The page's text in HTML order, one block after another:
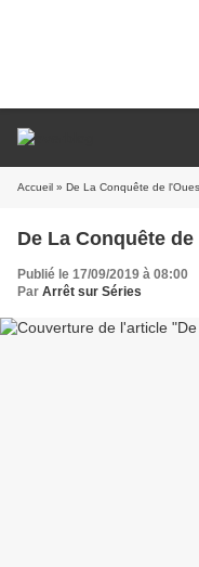
Accueil » De La Conquête de
De La Conquête
Publié le 17/09/2019 à 08:00
Par Arrêt sur Séries